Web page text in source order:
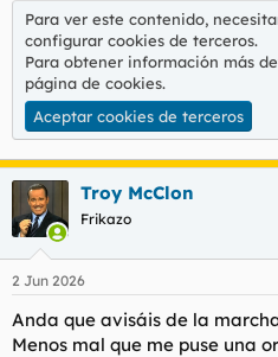
mercados subían un
euros. Y lo peor:
tienen. Abro hilo 🧵
twitter-thread.com
Para ver este contenido,
configurar cookies de terceros.
Para obtener información más
página de cookies.
Aceptar cookies de terceros
Troy McClon
Frikazo
2 Jun 2026
Anda que avisáis de la
Menos mal que me puse una